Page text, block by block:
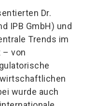
Dr.
IPB GmbH) und
Trends im
– von
wurde auch